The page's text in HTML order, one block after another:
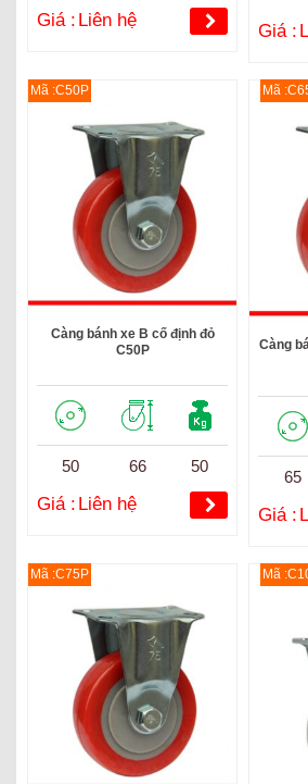
Giá : Liên hệ
Giá :
Mã :C50P
Càng bánh xe B cố định đỏ
C50P
50 66 50
Giá : Liên hệ
Mã
Càng
65
Giá :
Mã :C75P Mã